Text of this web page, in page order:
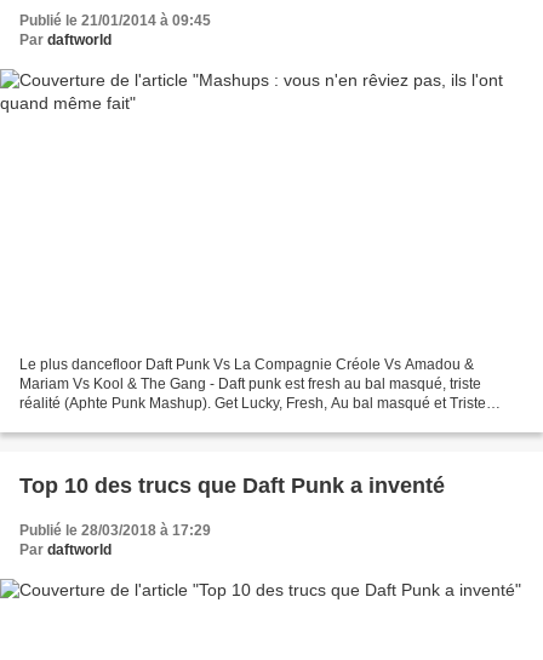
Publié le 21/01/2014 à 09:45
Par daftworld
Le plus dancefloor Daft Punk Vs La Compagnie Créole Vs Amadou &
Mariam Vs Kool & The Gang - Daft punk est fresh au bal masqué, triste
réalité (Aphte Punk Mashup). Get Lucky, Fresh, Au bal masqué et Triste
Top 10 des trucs que Daft Punk a inventé
Publié le 28/03/2018 à 17:29
Par daftworld